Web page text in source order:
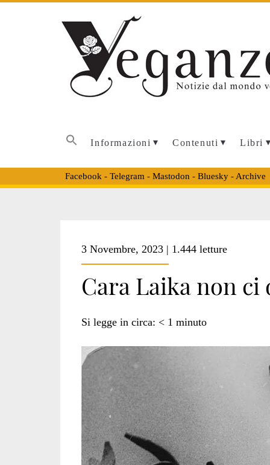
Informazioni Contenuti Libri
Facebook - Telegram - Mastodon - Bluesky- Archive
<span>fiducia
tradita</span>
3 Novembre, 2023 | 1.444 letture
Cara Laika non
Si legge in circa: < 1 minuto